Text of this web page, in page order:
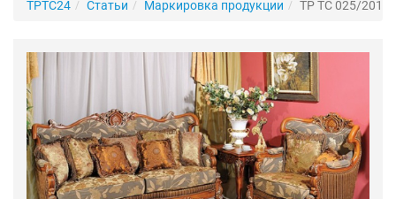
ТРТС24 Статьи Маркировка продукции ТР ТС 025/2012